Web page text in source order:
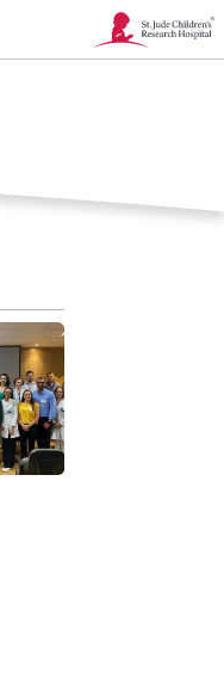
Link
nova